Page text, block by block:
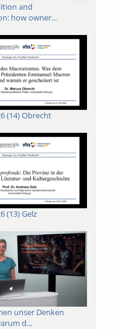
and
how owner...
(14) Obrecht
(13) Gelz
unser Denken
d...